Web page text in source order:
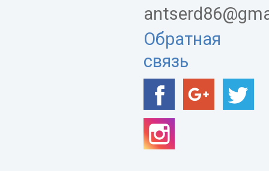
Обратная
связь